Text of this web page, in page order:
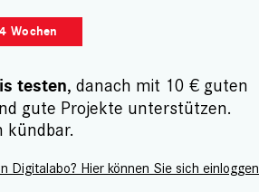
Wochen
testen, danach mit 10 € guten
gute Projekte unterstützen.
kündbar.
Digitalabo? Hier können Sie sich einloggen